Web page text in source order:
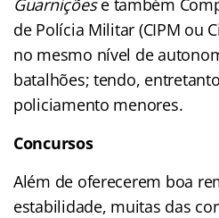
Guarniçõese também
de Polícia Militar (CIPM ou
no mesmo nível de
batalhões; tendo,
policiamento menores.
Concursos
Além de oferecerem boa
estabilidade, muitas das